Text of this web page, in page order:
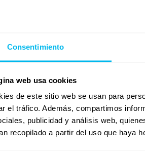
Consentimiento
web usa cookies
de este sitio web se usan para
el tráfico. Además, compartimos
publicidad y análisis web,
recopilado a partir del uso que haya
(alta resiliencia). Es un tipo de espumación
que el foam tradicional.
50, es la firmeza del visco. Ahora bien 50 de
sorprendido es el +/-, o tiene tantos centímetros o
línea comercial, puedes tener un opción excelente
los especialistas.